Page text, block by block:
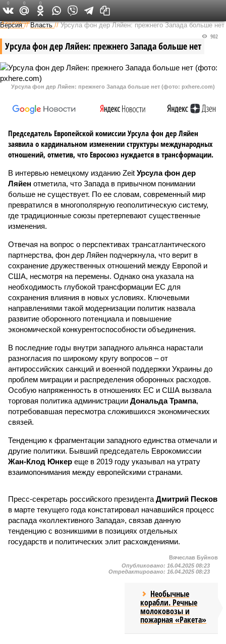
Федеральный выпуск
Версия //Власть //Урсула фон дер Ляйен: прежнего Запада больше нет
Урсула фон дер Ляйен: прежнего Запада больше нет
902
Урсула фон дер Ляйен: прежнего Запада больше нет (фото: pxhere.com)
Председатель Европейской комиссии Урсула фон дер Ляйен
заявила о кардинальном изменении структуры международных
отношений, отметив, что Евросоюз нуждается в трансформации.
В интервью немецкому изданию Zeit Урсула фон дер
Ляйен отметила, что Запада в привычном понимании
больше не существует. По ее словам, современный мир
превратился в многополярную геополитическую систему,
где традиционные союзы претерпевают существенные
изменения.
Отвечая на вопрос о перспективах трансатлантического
партнерства, фон дер Ляйен подчеркнула, что верит в
сохранение дружественных отношений между Европой и
США, несмотря на перемены. Однако она указала на
необходимость глубокой трансформации ЕС для
сохранения влияния в новых условиях. Ключевыми
направлениями такой модернизации политик назвала
развитие оборонного потенциала и повышение
экономической конкурентоспособности объединения.
В последние годы внутри западного альянса нарастали
разногласия по широкому кругу вопросов – от
антироссийских санкций и военной поддержки Украины до
проблем миграции и распределения оборонных расходов.
Особую напряженность в отношениях ЕС и США вызвала
торговая политика администрации Дональда Трампа,
потребовавшая пересмотра сложившихся экономических
связей.
Тенденцию к фрагментации западного единства отмечали и
другие политики. Бывший председатель Еврокомиссии
Жан-Клод Юнкер еще в 2019 году указывал на утрату
взаимопонимания между европейскими странами.
Пресс-секретарь российского президента Дмитрий Песков
в марте текущего года констатировал начавшийся процесс
распада «коллективного Запада», связав данную
тенденцию с возникшими в позициях отдельных
государств и политических элит расхождениями.
0 0 0
Вячеслав Буйнов
Опубликовано: 16.04.2025 08:23
Отредактировано: 16.04.2025 08:23
Необычные
корабли. Речные
молоковозы и
пожарная «Ракета»